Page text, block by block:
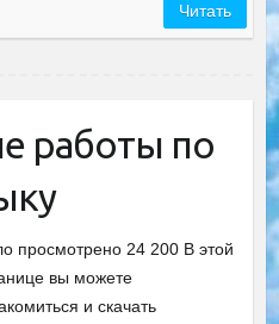
Читать
работы по
просмотрено 24 200 В этой
вы можете
и скачать